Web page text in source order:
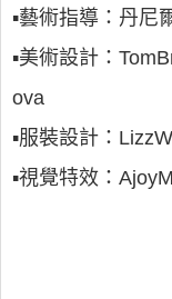
▪藝術指導：丹尼
▪美術設計：
ova
▪服裝設計：
▪視覺特效：